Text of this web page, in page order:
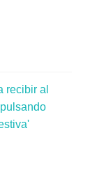
recibir al